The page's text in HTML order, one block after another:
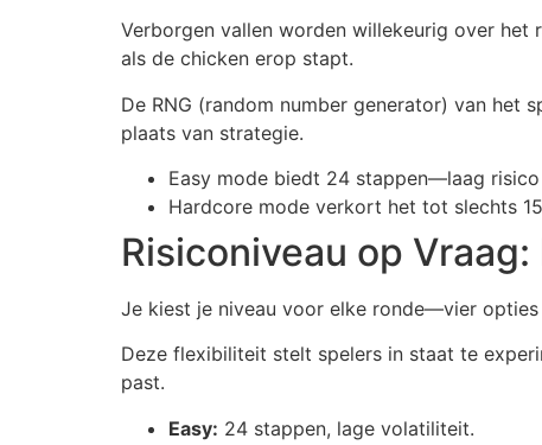
Verborgen vallen worden willekeurig over het
als de chicken erop stapt.
De RNG (random number generator) van het
plaats van strategie.
Easy mode biedt 24 stappen—laag
Hardcore mode verkort het tot slechts
Risiconiveau op
Je kiest je niveau voor elke ronde—vier
Deze flexibiliteit stelt spelers in staat te
past.
Easy: 24 stappen, lage volatiliteit.